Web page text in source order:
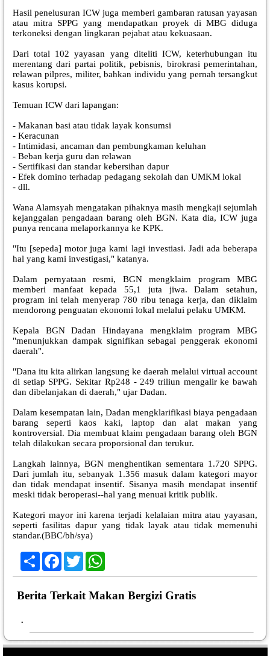
Hasil penelusuran ICW juga memberi gambaran ratusan yayasan
atau mitra SPPG yang mendapatkan proyek di MBG diduga
terkoneksi dengan lingkaran pejabat atau kekuasaan.
Dari total 102 yayasan yang diteliti ICW, keterhubungan itu
merentang dari partai politik, pebisnis, birokrasi pemerintahan,
relawan pilpres, militer, bahkan individu yang pernah tersangkut
kasus korupsi.
Temuan ICW dari lapangan:
- Makanan basi atau tidak layak konsumsi
- Keracunan
- Intimidasi, ancaman dan pembungkaman keluhan
- Beban kerja guru dan relawan
- Sertifikasi dan standar kebersihan dapur
- Efek domino terhadap pedagang sekolah dan UMKM lokal
- dll.
Wana Alamsyah mengatakan pihaknya masih mengkaji sejumlah
kejanggalan pengadaan barang oleh BGN. Kata dia, ICW juga
punya rencana melaporkannya ke KPK.
"Itu [sepeda] motor juga kami lagi investiasi. Jadi ada beberapa
hal yang kami investigasi," katanya.
Dalam pernyataan resmi, BGN mengklaim program MBG
memberi manfaat kepada 55,1 juta jiwa. Dalam setahun,
program ini telah menyerap 780 ribu tenaga kerja, dan diklaim
mendorong penguatan ekonomi lokal melalui pelaku UMKM.
Kepala BGN Dadan Hindayana mengklaim program MBG
"menunjukkan dampak signifikan sebagai penggerak ekonomi
daerah".
"Dana itu kita alirkan langsung ke daerah melalui virtual account
di setiap SPPG. Sekitar Rp248 - 249 triliun mengalir ke bawah
dan dibelanjakan di daerah," ujar Dadan.
Dalam kesempatan lain, Dadan mengklarifikasi biaya pengadaan
barang seperti kaos kaki, laptop dan alat makan yang
kontroversial. Dia membuat klaim pengadaan barang oleh BGN
telah dilakukan secara proporsional dan terukur.
Langkah lainnya, BGN menghentikan sementara 1.720 SPPG.
Dari jumlah itu, sebanyak 1.356 masuk dalam kategori mayor
dan tidak mendapat insentif. Sisanya masih mendapat insentif
meski tidak beroperasi--hal yang menuai kritik publik.
Kategori mayor ini karena terjadi kelalaian mitra atau yayasan,
seperti fasilitas dapur yang tidak layak atau tidak memenuhi
standar.(BBC/bh/sya)
ShareFacebook
TwitterWhatsApp
Berita Terkait Makan Bergizi Gratis
•